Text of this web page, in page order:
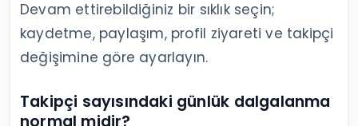
Sipariş vermeden önce teslimat aralığını,
düşüş durumunda telafi şartlarını ve
desteğe nasıl ulaşacağınızı okuyun. Teslimat
bulunması süreci yönetmeyi kolaylaştırabilir;